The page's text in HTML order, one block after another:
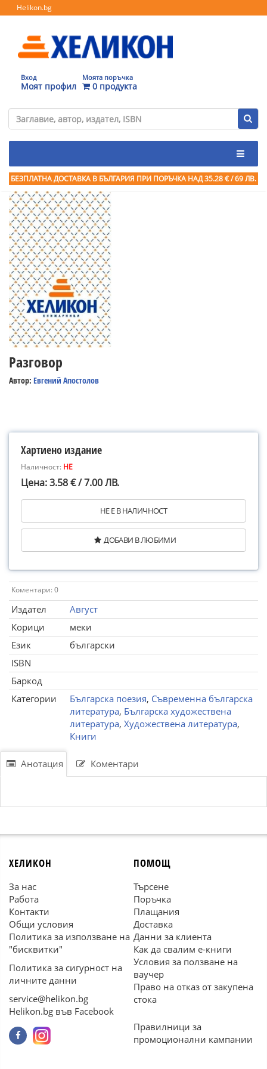
Helikon.bg
Вход
Моят профил
Моята поръчка
0 продукта
БЕЗПЛАТНА ДОСТАВКА В БЪЛГАРИЯ ПРИ ПОРЪЧКА НАД 35.28 € / 69 ЛВ.
Разговор
Автор: Евгений Апостолов
Хартиено издание
Наличност: НЕ
Цена: 3.58 € / 7.00 ЛВ.
НЕ Е В НАЛИЧНОСТ
ДОБАВИ В ЛЮБИМИ
Коментари: 0
Издател
Август
Корици
меки
Език
български
ISBN
Баркод
Категории
Българска поезия, Съвременна българска
литература, Българска художествена
литература, Художествена литература,
Книги
Анотация Коментари
ХЕЛИКОН
За нас
Работа
Контакти
Общи условия
Политика за използване на
"бисквитки"
Политика за сигурност на
личните данни
service@helikon.bg
Helikon.bg във Facebook
ПОМОЩ
Търсене
Поръчка
Плащания
Доставка
Данни за клиента
Как да свалим е-книги
Условия за ползване на
ваучер
Право на отказ от закупена
стока
Правилници за
промоционални кампании